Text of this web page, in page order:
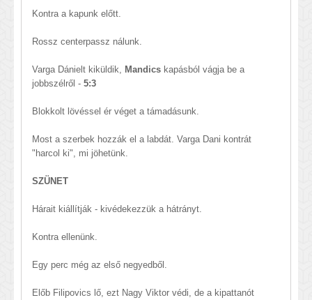
Kontra a kapunk előtt.
Rossz centerpassz nálunk.
Varga Dánielt kiküldik, Mandics kapásból vágja be a
jobbszélről - 5:3
Blokkolt lövéssel ér véget a támadásunk.
Most a szerbek hozzák el a labdát. Varga Dani kontrát
"harcol ki", mi jöhetünk.
SZÜNET
Hárait kiállítják - kivédekezzük a hátrányt.
Kontra ellenünk.
Egy perc még az első negyedből.
Előb Filipovics lő, ezt Nagy Viktor védi, de a kipattanót